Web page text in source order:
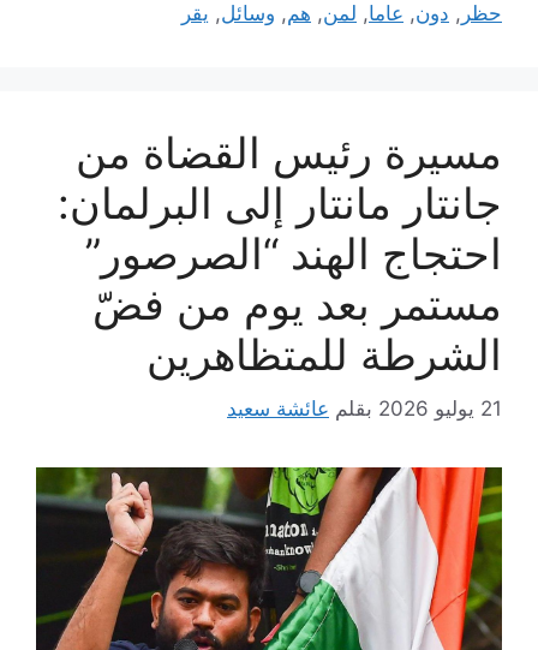
حظر , دون, عاما, لمن, هم, وسائل, يقر
مسيرة رئيس القضاة من
جانتار مانتار إلى البرلمان:
احتجاج الهند “الصرصور”
مستمر بعد يوم من فضّ
الشرطة للمتظاهرين
21 يوليو 2026 بقلم عائشة سعيد